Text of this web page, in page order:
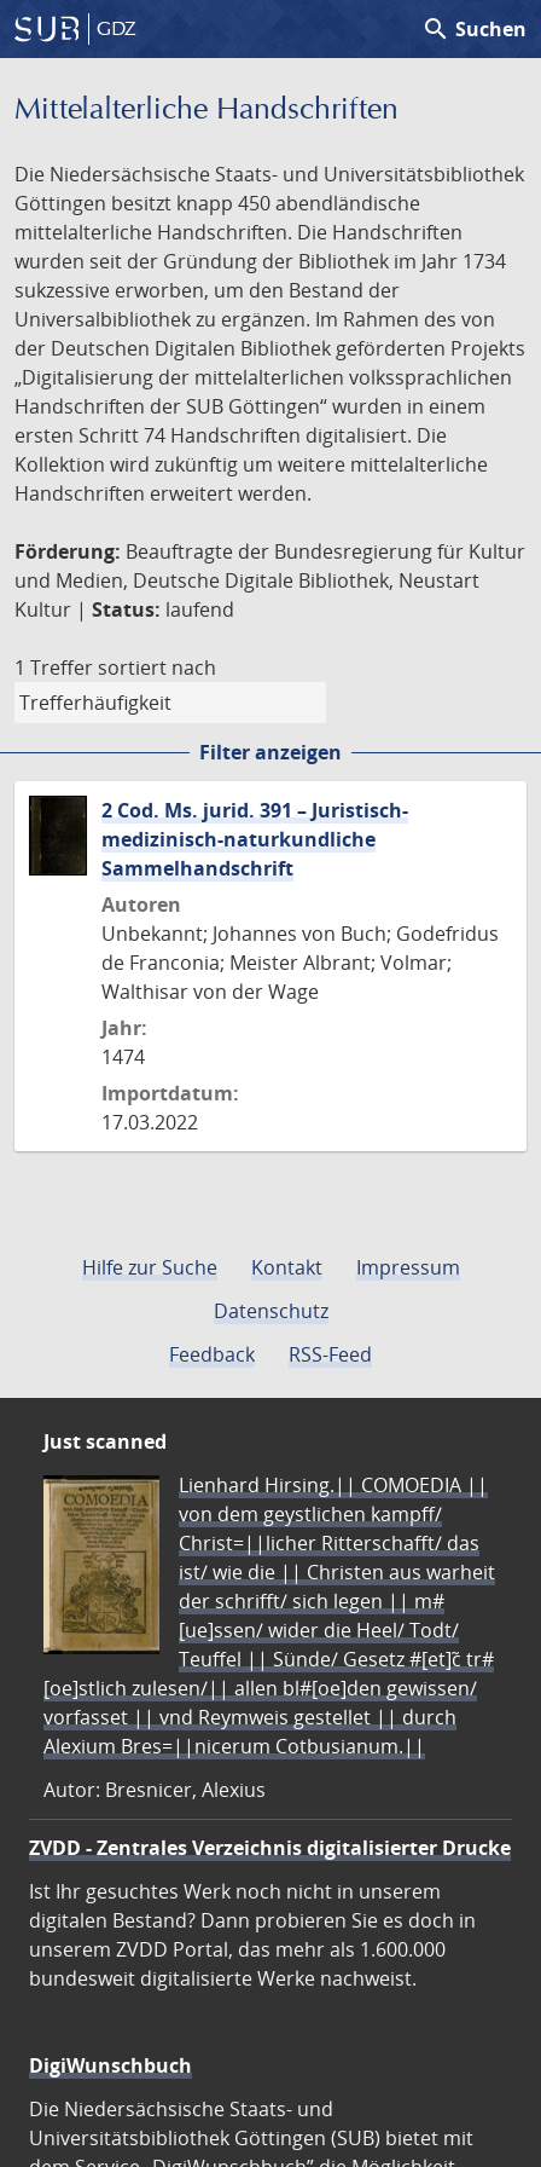
GDZ search Suchen
Mittelalterliche Handschriften
Die Niedersächsische Staats- und Universitätsbibliothek
Göttingen besitzt knapp 450 abendländische
mittelalterliche Handschriften. Die Handschriften
wurden seit der Gründung der Bibliothek im Jahr 1734
sukzessive erworben, um den Bestand der
Universalbibliothek zu ergänzen. Im Rahmen des von
der Deutschen Digitalen Bibliothek geförderten Projekts
„Digitalisierung der mittelalterlichen volkssprachlichen
Handschriften der SUB Göttingen“ wurden in einem
ersten Schritt 74 Handschriften digitalisiert. Die
Kollektion wird zukünftig um weitere mittelalterliche
Handschriften erweitert werden.
Förderung: Beauftragte der Bundesregierung für Kultur
und Medien, Deutsche Digitale Bibliothek, Neustart
Kultur | Status: laufend
1 Treffer sortiert nach
Filter anzeigen
2 Cod. Ms. jurid. 391 – Juristisch-
medizinisch-naturkundliche
Sammelhandschrift
Autoren
Unbekannt; Johannes von Buch; Godefridus
de Franconia; Meister Albrant; Volmar;
Walthisar von der Wage
Jahr:
1474
Importdatum:
17.03.2022
Hilfe zur Suche Kontakt
Impressum
Datenschutz
Feedback
RSS-Feed
Just scanned
Lienhard Hirsing.|| COMOEDIA ||
von dem geystlichen kampff/
Christ=||licher Ritterschafft/ das
ist/ wie die || Christen aus warheit
der schrifft/ sich legen || m#
[ue]ssen/ wider die Heel/ Todt/
Teuffel || Sünde/ Gesetz #[et]c̃ tr#
[oe]stlich zulesen/|| allen bl#[oe]den gewissen/
vorfasset || vnd Reymweis gestellet || durch
Alexium Bres=||nicerum Cotbusianum.||
Autor: Bresnicer, Alexius
ZVDD - Zentrales Verzeichnis digitalisierter Drucke
Ist Ihr gesuchtes Werk noch nicht in unserem
digitalen Bestand? Dann probieren Sie es doch in
unserem ZVDD Portal, das mehr als 1.600.000
bundesweit digitalisierte Werke nachweist.
DigiWunschbuch
Die Niedersächsische Staats- und
Universitätsbibliothek Göttingen (SUB) bietet mit